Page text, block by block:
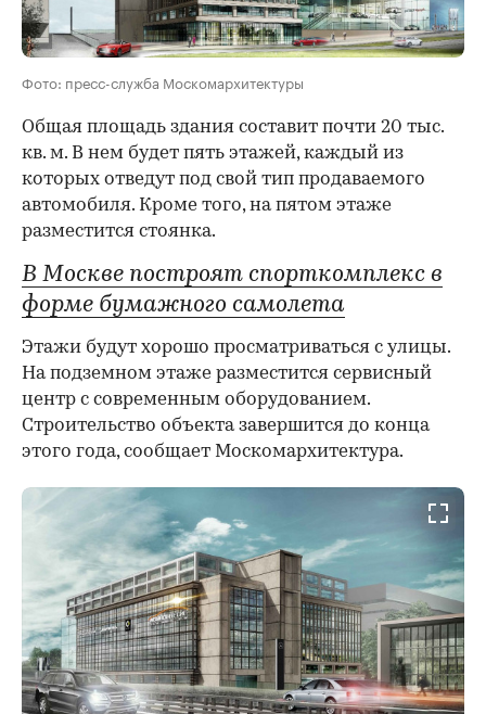
Фото: пресс-служба Москомархитектуры
Общая площадь здания составит почти 20 тыс.
кв. м. В нем будет пять этажей, каждый из
которых отведут под свой тип продаваемого
автомобиля. Кроме того, на пятом этаже
разместится стоянка.
В Москве построят спорткомплекс в
форме бумажного самолета
Этажи будут хорошо просматриваться с улицы.
На подземном этаже разместится сервисный
центр с современным оборудованием.
Строительство объекта завершится до конца
этого года, сообщает Москомархитектура.